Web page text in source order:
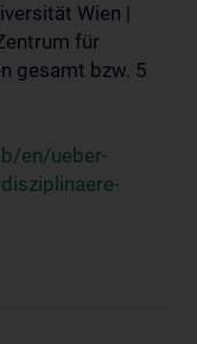
Wien |
für
gesamt bzw. 5
en/ueber-